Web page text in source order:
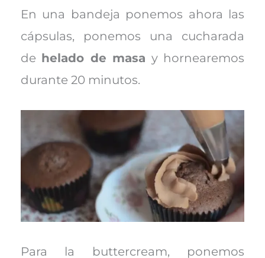
En una bandeja ponemos ahora las
cápsulas, ponemos una cucharada
de helado de masa y hornearemos
durante 20 minutos.
Para la buttercream, ponemos